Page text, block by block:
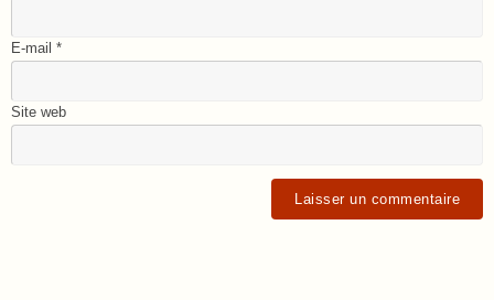
E-mail *
Site web